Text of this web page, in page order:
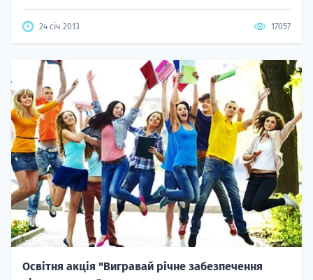
24 січ 2013 17057
Освітня акція "Вигравай річне забезпечення